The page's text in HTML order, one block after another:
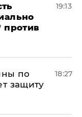
против
19:13
по
защиту
18:27